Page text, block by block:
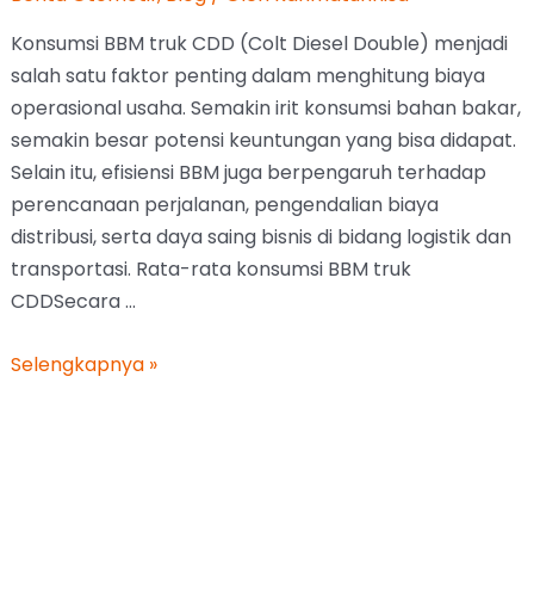
distribusi, serta daya saing bisnis di bidang logistik dan
transportasi. Rata-rata konsumsi BBM truk
CDDSecara …
Selengkapnya »